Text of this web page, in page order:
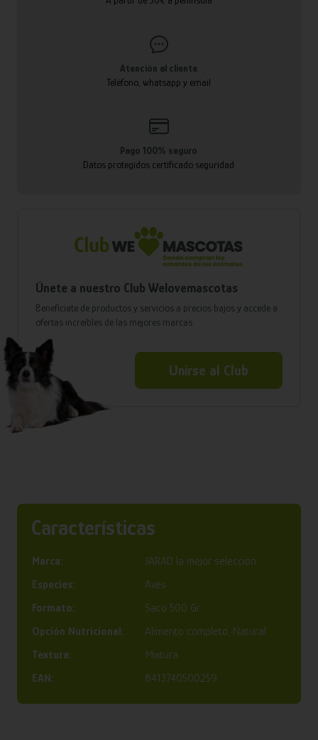
Atención al cliente
Teléfono, whatsapp y email
Pago 100% seguro
Datos protegidos certificado seguridad
Únete a nuestro Club Welovemascotas
Benefíciate de productos y servicios a precios bajos y accede a
ofertas increíbles de las mejores marcas
Unirse al Club
Características
Marca:
JARAD la mejor selección
Especies:
Aves
Formato:
Saco 500 Gr
Opción Nutricional:
Alimento completo, Natural
Textura:
Mixtura
EAN:
8413740500259